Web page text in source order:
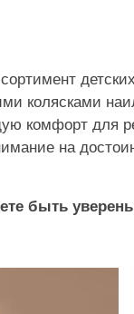
колясками
комфорт для
на
быть